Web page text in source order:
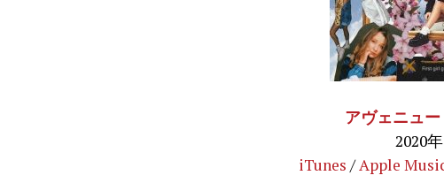
アヴェニュー
2020
iTunes /Apple